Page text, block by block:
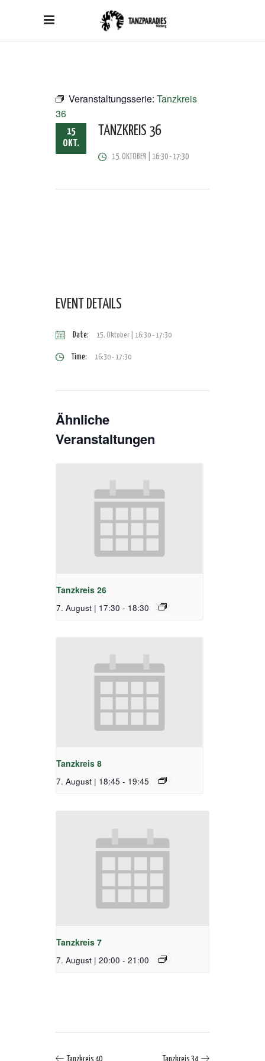
Veranstaltungsserie: Tanzkreis
36
15
OKT.
TANZKREIS 36
15. OKTOBER | 16:30-17:30
EVENT DETAILS
Date: 15. Oktober | 16:30-17:30
Time: 16:30 - 17:30
Ähnliche
Veranstaltungen
Tanzkreis 26
7. August | 17:30 - 18:30
Tanzkreis 8
7. August | 18:45 - 19:45
Tanzkreis 7
7. August | 20:00 - 21:00
Tanzkreis 40 Tanzkreis 34